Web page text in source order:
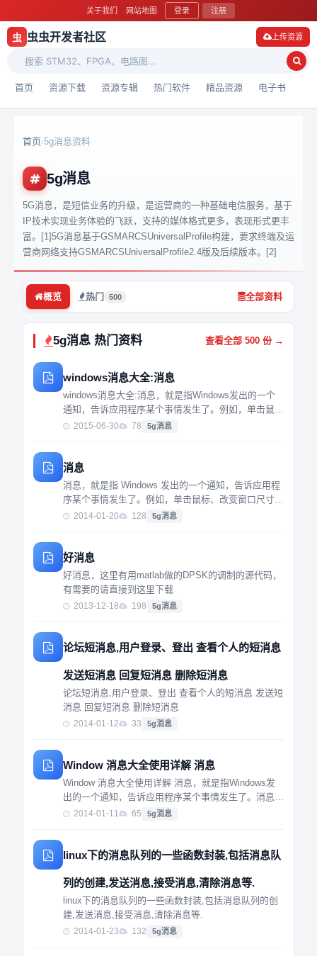
关于我们 网站地图 登录 注册
虫 虫虫开发者社区
首页 资源下载 资源专辑 热门软件 精品资源 电子书
上传资源
首页›5g消息资料
5g消息
5G消息，是短信业务的升级，是运营商的一种基础电信服务，基于
IP技术实现业务体验的飞跃，支持的媒体格式更多，表现形式更丰
富。[1]5G消息基于GSMARCSUniversalProfile构建，要求终端及运
营商网络支持GSMARCSUniversalProfile2.4版及后续版本。[2]
概览 热门 500 全部资料
5g消息 热门资料 查看全部 500 份 →
windows消息大全:消息
windows消息大全:消息，就是指Windows发出的一个
通知，告诉应用程序某个事情发生了。例如，单击鼠
标、改变窗口尺寸、按下键盘上的一个键都会使
2015-06-30 78 5g消息
消息
消息，就是指 Windows 发出的一个通知，告诉应用程
序某个事情发生了。例如，单击鼠标、改变窗口尺寸、
按下键盘上的一个键都会使 Windows 发送一个消息给
2014-01-20 128 5g消息
好消息
好消息，这里有用matlab做的DPSK的调制的源代码，
有需要的请直接到这里下载
2013-12-18 198 5g消息
论坛短消息,用户登录、登出 查看个人的短消息
发送短消息 回复短消息 删除短消息
论坛短消息,用户登录、登出 查看个人的短消息 发送短
消息 回复短消息 删除短消息
2014-01-12 33 5g消息
Window 消息大全使用详解 消息
Window 消息大全使用详解 消息，就是指Windows发
出的一个通知，告诉应用程序某个事情发生了。消息本
身是作为一个记录传递给应用程序的，这个记录中包含
2014-01-11 65 5g消息
linux下的消息队列的一些函数封装,包括消息队
列的创建,发送消息,接受消息,清除消息等.
linux下的消息队列的一些函数封装,包括消息队列的创
建,发送消息,接受消息,清除消息等.
2014-01-23 132 5g消息